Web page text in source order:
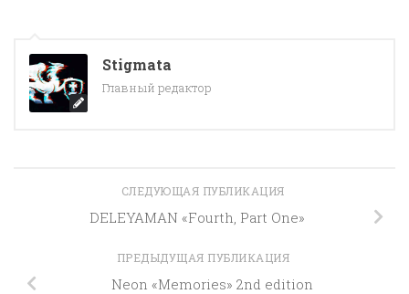
Stigmata
Главный редактор
СЛЕДУЮЩАЯ ПУБЛИКАЦИЯ
DELEYAMAN «Fourth, Part One»
ПРЕДЫДУЩАЯ ПУБЛИКАЦИЯ
Neon «Memories» 2nd edition